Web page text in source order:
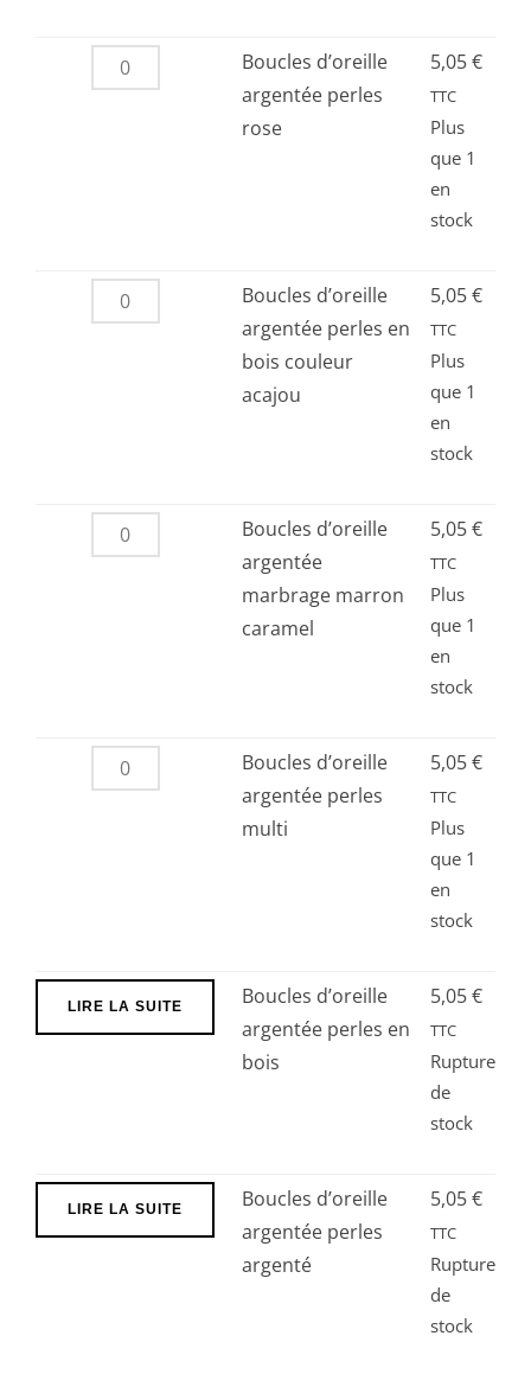
Boucles d’oreille
argentée perles
rose
5,05€
TTC
Plus
que 1
en
stock
couleur
Boucles d’oreille
argentée perles en
bois couleur
acajou
5,05€
TTC
Plus
que 1
en
stock
Boucles d’oreille
argentée
marbrage marron
caramel
5,05€
TTC
Plus
que 1
en
stock
Boucles d’oreille
argentée perles
multi
5,05€
TTC
Plus
que 1
en
stock
LIRE LA SUITE
Boucles d’oreille
argentée perles en
bois
5,05€
TTC
Rupture
de
stock
LIRE LA SUITE
Boucles d’oreille
argentée perles
argenté
5,05€
TTC
Rupture
de
stock